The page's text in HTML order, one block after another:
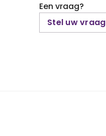
Een vraag?
Stel uw vraag